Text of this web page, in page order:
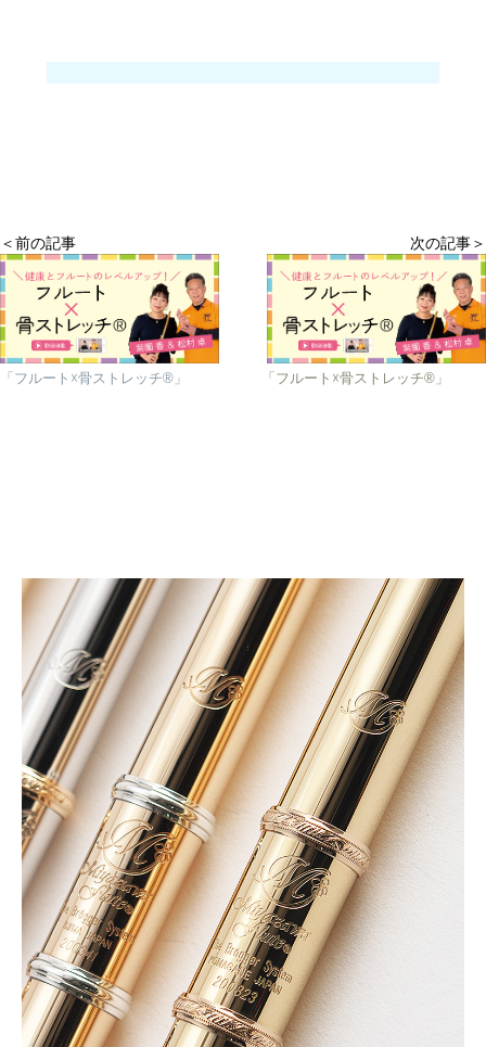
＜前の記事
「フルート☓骨ストレッチ®」
次の記事＞
「フルート☓骨ストレッチ®」